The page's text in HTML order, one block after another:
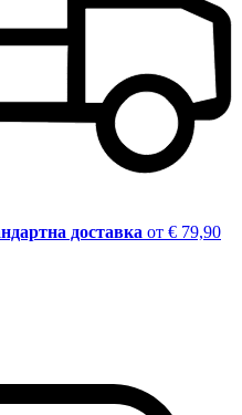
доставка от € 79,90